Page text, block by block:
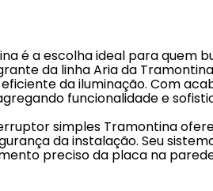
é a escolha ideal para
da linha Aria da
da iluminação. Com
funcionalidade e
simples Tramontina
da instalação. Seu
preciso da placa na